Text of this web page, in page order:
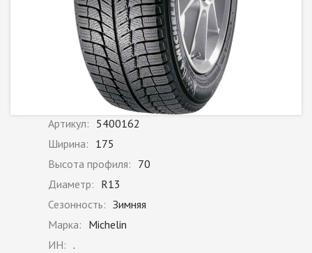
Артикул: 5400162
Ширина: 175
Высота профиля: 70
Диаметр: R13
Сезонность: Зимняя
Марка: Michelin
ИН: .